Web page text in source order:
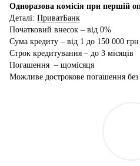
Одноразова комісія при першій
Деталі: ПриватБанк
Початковий внесок – від 0%
Сума кредиту – від 1 до 150 000 грн
Строк кредитування – до 3 місяців
Погашення – щомісяця
Можливе дострокове погашення без